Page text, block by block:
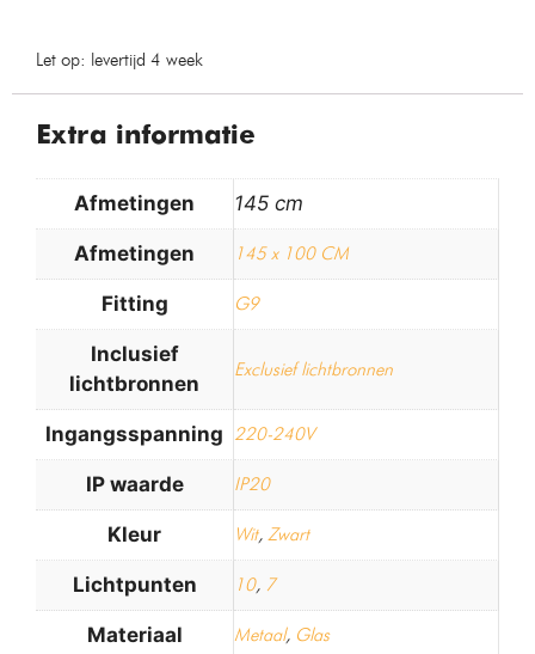
Let op: levertijd 4 week
Extra informatie
Afmetingen 145 cm
Afmetingen 145 x 100 CM
Fitting G9
Inclusief
lichtbronnen
Exclusief lichtbronnen
Ingangsspanning 220-240V
IP waarde IP20
Kleur Wit, Zwart
Lichtpunten 10, 7
Materiaal Metaal, Glas